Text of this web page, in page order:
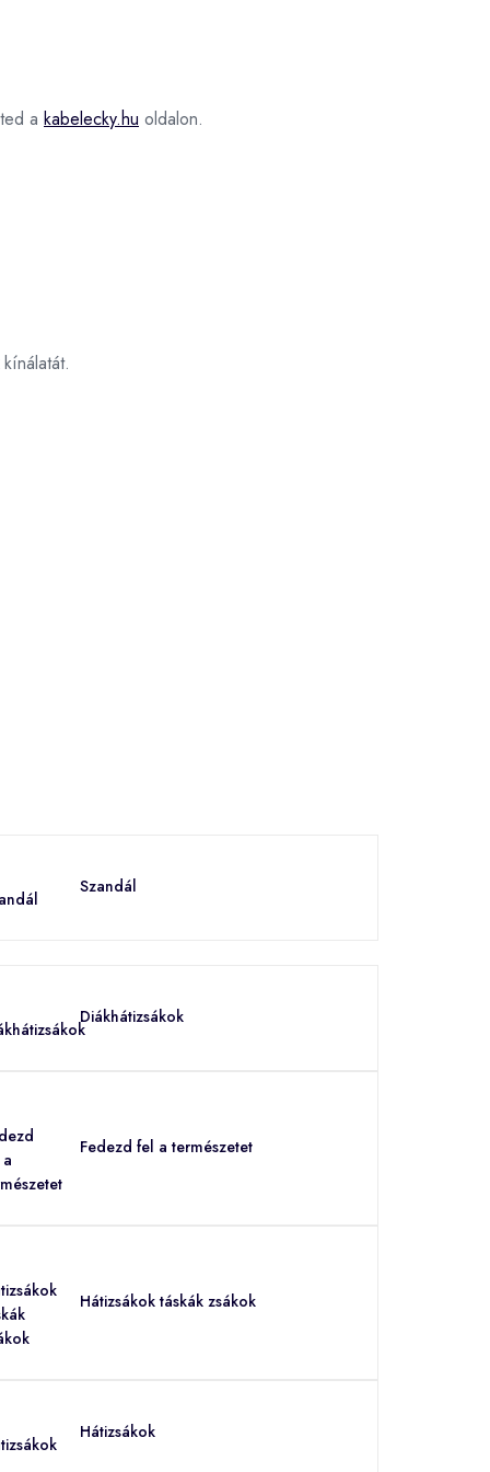
a kabelecky.hu oldalon.
kínálatát.
Szandál
Diákhátizsákok
Fedezd fel a természetet
Hátizsákok táskák zsákok
Hátizsákok